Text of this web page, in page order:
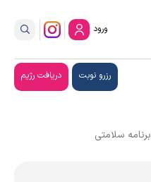
ورود
رزرو نوبت دریافت رژیم
برنامه سلامتی